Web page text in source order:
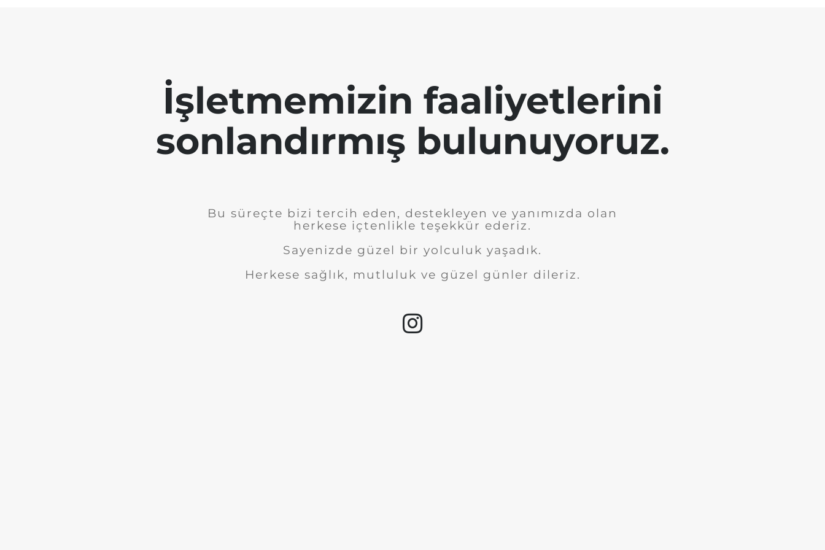
İşletmemizin faaliyetlerini
sonlandırmış bulunuyoruz.
Bu süreçte bizi tercih eden, destekleyen ve yanımızda olan
herkese içtenlikle teşekkür ederiz.
Sayenizde güzel bir yolculuk yaşadık.
Herkese sağlık, mutluluk ve güzel günler dileriz.